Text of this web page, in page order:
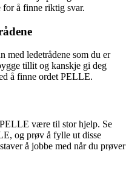
for å finne riktig svar.
med ledetrådene som du er
tillit og kanskje gi deg
å finne ordet PELLE.
være til stor hjelp. Se
og prøv å fylle ut disse
å jobbe med når du prøver